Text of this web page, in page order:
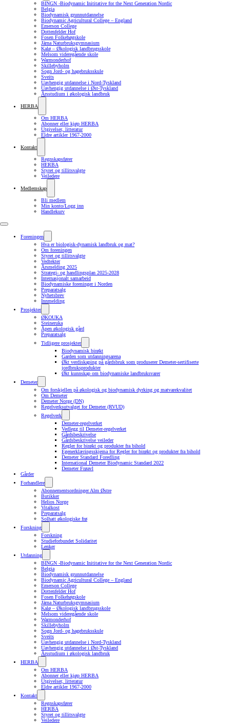
BINGN -Biodynamic Inititative for the Next Generation Nordic
Belgia
Biodynamisk grunnutdannelse
Biodynamic Agricultural College – England
Emerson College
Dottenfelder Hof
Fosen Folkehøgskole
Järna Naturbruksgymnasium
Kalø – Økologisk landbrugsskole
Melsom videregående skole
Warmonderhof
Skillebyholm
Sogn Jord- og hagebruksskule
Sveits
Uavhengig utdannelse i Nord-Tyskland
Uavhengig utdannelse i Øst-Tyskland
Årsstudium i økologisk landbruk
HERBA
Om HERBA
Abonner eller kjøp HERBA
Utgivelser, litteratur
Eldre artikler 1967-2000
Kontakt
Regnskapsfører
HERBA
Styret og tillitsvalgte
Veiledere
Medlemskap
Bli medlem
Min konto/Logg inn
Handlekurv
Foreningen
Hva er biologisk-dynamisk landbruk og mat?
Om foreningen
Styret og tillitsvalgte
Vedtekter
Årsmelding 2025
Strategi- og handlingsplan 2025-2028
Internasjonalt samarbeid
Biodynamiske foreninger i Norden
Preparatsalg
Nyhetsbrev
Innmelding
Prosjekter
ØKOUKA
Steineruka
Åpen økologisk gård
Preparatsalg
Tidligere prosjekter
Biodynamisk birøkt
Garden som utdanningsarena
Økt verdiskaping på gårdsbruk som produserer Demeter-sertifiserte
jordbruksprodukter
Økt kunnskap om biodynamiske landbruksvarer
Demeter
Om forskjellen på økologisk og biodynamisk dyrking og matvarekvalitet
Om Demeter
Demeter Norge (DN)
Regelverksutvalget for Demeter (RVUD)
Regelverk
Demeter-regelverket
Vedlegg til Demeter-regelverket
Gårdsbeskrivelse
Gårdsbeskrivelse veileder
Regler for birøkt og produkter fra bihold
Egenerklæringsskjema for Regler for birøkt og produkter fra bihold
Demeter Standard Foredling
International Demeter Biodynamic Standard 2022
Demeter Frøavl
Gårder
Forhandlere
Abonnementsordninger Alm Østre
Butikker
Helios Norge
Vitalkost
Preparatsalg
Solhatt økologiske frø
Forskning
Forskning
Studieforbundet Solidaritet
Lenker
Utdanning
BINGN -Biodynamic Inititative for the Next Generation Nordic
Belgia
Biodynamisk grunnutdannelse
Biodynamic Agricultural College – England
Emerson College
Dottenfelder Hof
Fosen Folkehøgskole
Järna Naturbruksgymnasium
Kalø – Økologisk landbrugsskole
Melsom videregående skole
Warmonderhof
Skillebyholm
Sogn Jord- og hagebruksskule
Sveits
Uavhengig utdannelse i Nord-Tyskland
Uavhengig utdannelse i Øst-Tyskland
Årsstudium i økologisk landbruk
HERBA
Om HERBA
Abonner eller kjøp HERBA
Utgivelser, litteratur
Eldre artikler 1967-2000
Kontakt
Regnskapsfører
HERBA
Styret og tillitsvalgte
Veiledere